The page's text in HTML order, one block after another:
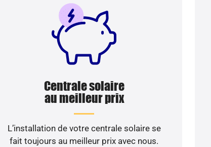
Centrale solaire
au meilleur prix
L’installation de votre centrale solaire se
fait toujours au meilleur prix avec nous.